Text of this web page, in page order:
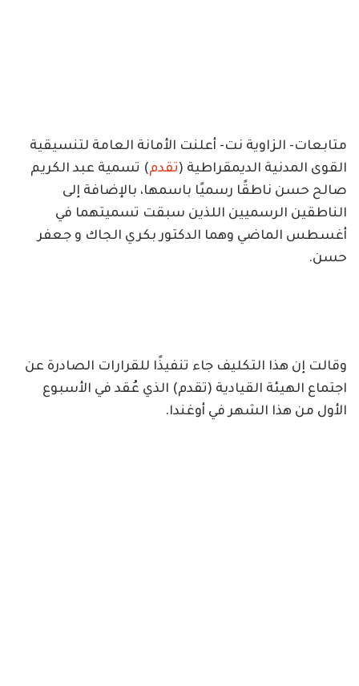
متابعات- الزاوية نت- أعلنت الأمانة العامة لتنسيقية
القوى المدنية الديمقراطية (تقدم) تسمية عبد الكريم
صالح حسن ناطقًا رسميًا باسمها، بالإضافة إلى
الناطقين الرسميين اللذين سبقت تسميتهما في
أغسطس الماضي وهما الدكتور بكري الجاك و جعفر
حسن.
وقالت إن هذا التكليف جاء تنفيذًا للقرارات الصادرة عن
اجتماع الهيئة القيادية (تقدم) الذي عُقد في الأسبوع
الأول من هذا الشهر في أوغندا.